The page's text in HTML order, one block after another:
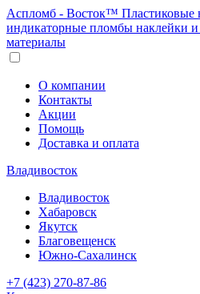
Аспломб - Восток™ Пластиковые
индикаторные пломбы наклейки
материалы
О компании
Контакты
Акции
Помощь
Доставка и оплата
Владивосток
Владивосток
Хабаровск
Якутск
Благовещенск
Южно-Сахалинск
+7 (423) 270-87-86